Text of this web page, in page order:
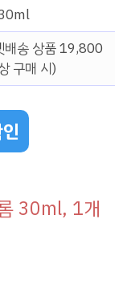
배송 상품 19,800
구매 시)
30ml, 1개